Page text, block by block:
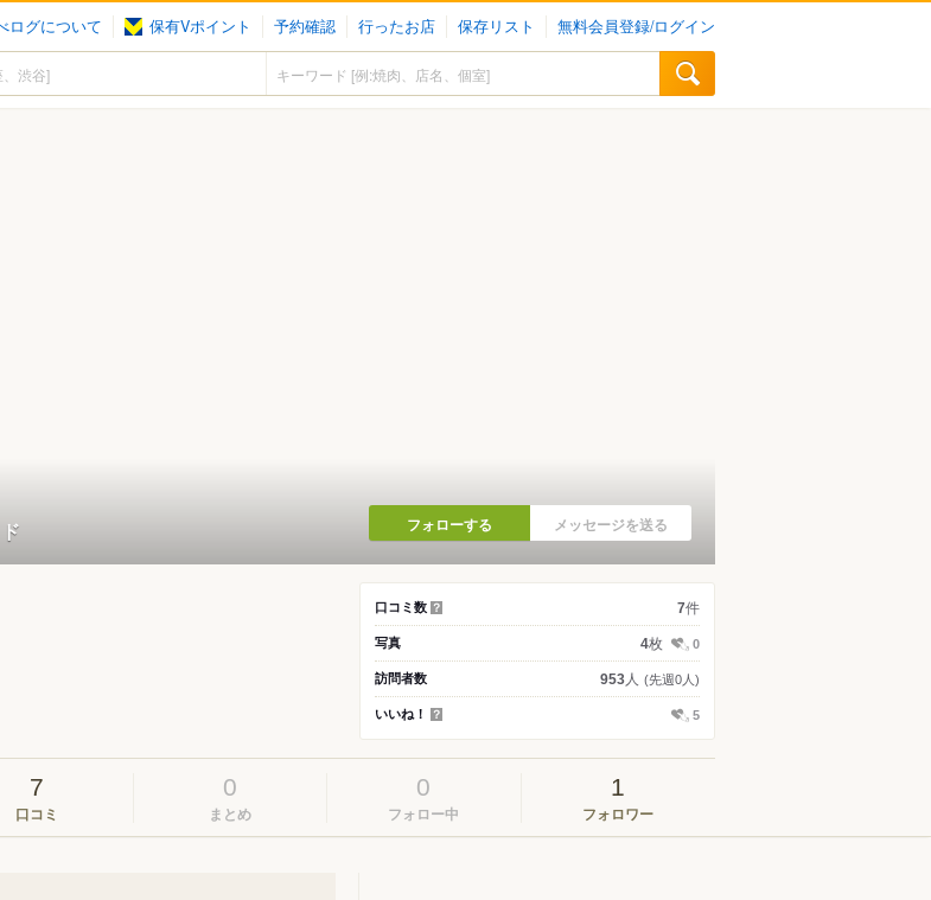
ログについて 保有Vポイント 予約確認 行ったお店 保存リスト 無料会員登録/ログイン
フォローする メッセージを送る
口コミ数 ？ 7件
写真 4枚 0
訪問者数 953人 (先週0人)
いいね！ ？ 5
7
口コミ
0
まとめ
0
フォロー中
1
フォロワー